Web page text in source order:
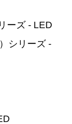
ーズ - LED
シリーズ -